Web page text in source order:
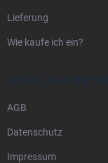
Lieferung
Wie kaufe ich ein?
RECHTLICHE
AGB
Datenschutz
Impressum